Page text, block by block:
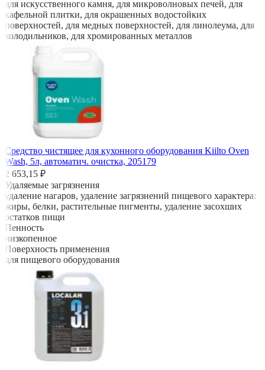
для искусственного камня, для микроволновых печей, для
кафельной плитки, для окрашенных водостойких
поверхностей, для медных поверхностей, для линолеума, для
холодильников, для хромированных металлов
Средство чистящее для кухонного оборудования Kiilto Oven
Wash, 5л, автоматич. очистка, 205179
2 653,15 ₽
Удаляемые загрязнения
удаление нагаров, удаление загрязнений пищевого характера:
жиры, белки, растительные пигменты, удаление засохших
остатков пищи
Пенность
низкопенное
Поверхность применения
для пищевого оборудования